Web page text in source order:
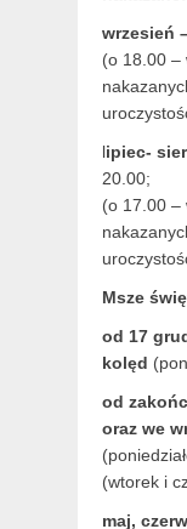
wrzesień
(o 18.00 –
lipiec-
20.00;
(o 17.00 –
Msze
od 17
kolęd
od
oraz we
(
(wtorek i
maj,